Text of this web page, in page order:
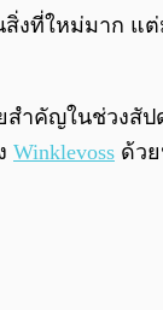
สิ่งที่ใหม่มาก
สำคัญในช่วงสั
Winklevoss ด้ว